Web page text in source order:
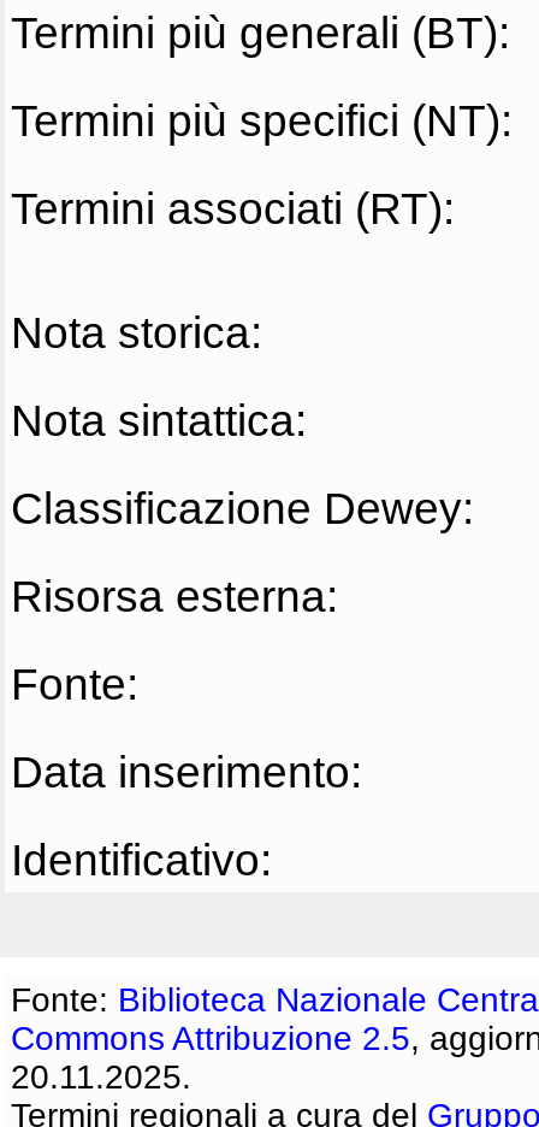
Termini più generali (BT):
Termini più specifici (NT):
Termini associati (RT):
Nota storica:
Nota sintattica:
Classificazione Dewey:
Risorsa esterna:
Fonte:
Data inserimento:
Identificativo:
Fonte: Biblioteca Nazionale
Commons Attribuzione 2.5,
20.11.2025.
Termini regionali a cura del